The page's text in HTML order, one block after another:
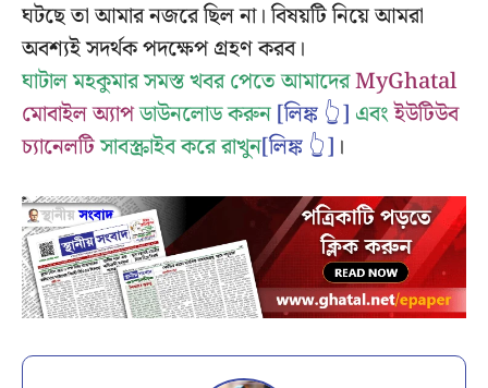
ঘটছে তা আমার নজরে ছিল না। বিষয়টি নিয়ে আমরা
অবশ্যই সদর্থক পদক্ষেপ গ্রহণ করব।
ঘাটাল মহকুমার সমস্ত খবর পেতে আমাদেরMyGhatal
মোবাইল অ্যাপডাউনলোড করুন[লিঙ্ক 👆] এবংইউটিউব
চ্যানেলটিসাবস্ক্রাইব করে রাখুন[লিঙ্ক 👆] ।